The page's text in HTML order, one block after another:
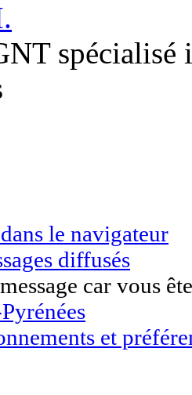
le navigateur
diffusés
car vous
et